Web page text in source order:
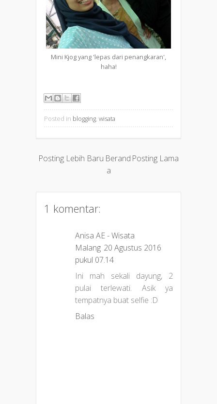
Mini Kjog yang 'lepas dari penangkaran',
haha!
Posted in blogging, wisata
Posting Lebih Baru Posting Lama
Berand
a
1 komentar:
Anisa AE - Wisata
Malang 20 Agustus 2016
pukul 07.14
Ini mah sekali dayung, 2
pulai terlewati. Asik ya
tempatnya buat selfie :D
Balas